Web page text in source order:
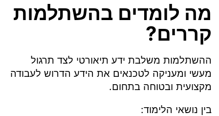
מה לומדים בהשתלמות
קררים?
ההשתלמות משלבת ידע תיאורטי לצד תרגול
מעשי ומעניקה לטכנאים את הידע הדרוש לעבודה
מקצועית ובטוחה בתחום.
בין נושאי הלימוד: